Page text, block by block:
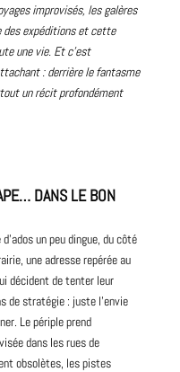
improvisés, les galères
expéditions et cette
une vie. Et c’est
: derrière le fantasme
un récit profondément
DANS LE BON
un peu dingue, du côté
une adresse repérée au
décident de tenter leur
de stratégie : juste l’envie
Le périple prend
dans les rues de
obsolètes, les pistes